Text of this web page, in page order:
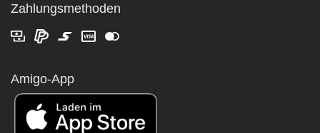
Zahlungsmethoden
Amigo-App